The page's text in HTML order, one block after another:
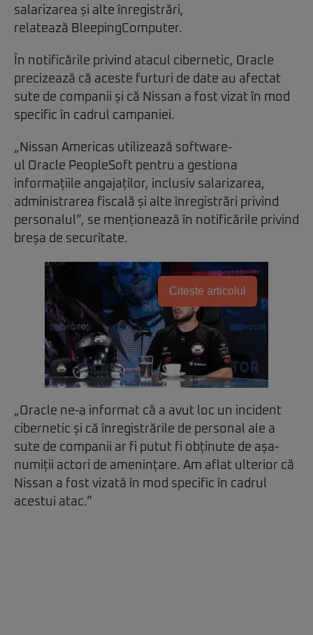
salarizarea și alte înregistrări,
relatează BleepingComputer.
În notificările privind atacul cibernetic, Oracle
precizează că aceste furturi de date au afectat
sute de companii și că Nissan a fost vizat în mod
specific în cadrul campaniei.
„Nissan Americas utilizează software-
ul Oracle PeopleSoft pentru a gestiona
informațiile angajaților, inclusiv salarizarea,
administrarea fiscală și alte înregistrări privind
personalul”, se menționează în notificările privind
breșa de securitate.
Citește articolul
„Oracle ne-a informat că a avut loc un incident
cibernetic și că înregistrările de personal ale a
sute de companii ar fi putut fi obținute de așa-
numiții actori de amenințare. Am aflat ulterior că
Nissan a fost vizată în mod specific în cadrul
acestui atac.”